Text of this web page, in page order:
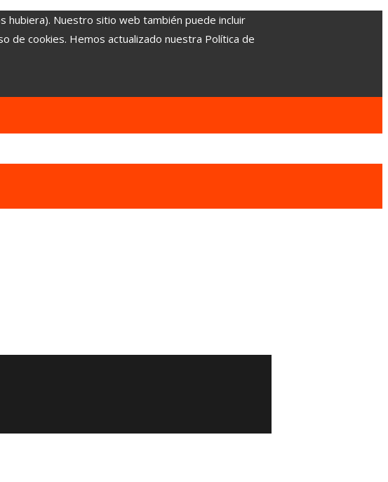
hubiera). Nuestro sitio web también puede incluir
de cookies. Hemos actualizado nuestra Política de